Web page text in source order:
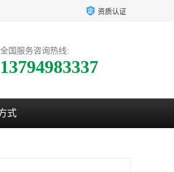
资质认证
全国服务咨询热线:
13794983337
式